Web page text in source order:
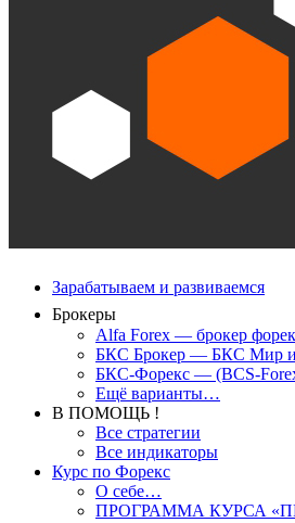
Зарабатываем и развиваемся
Брокеры
Alfa Forex — брокер
БКС Брокер — БКС Мир
БКС-Форекс — (BCS-
Ещё варианты…
В ПОМОЩЬ !
Все стратегии
Все индикаторы
Курс по Форекс
О себе…
ПРОГРАММА КУРСА